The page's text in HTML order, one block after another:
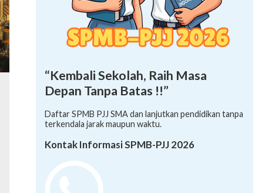
“Kembali Sekolah, Raih Masa
Depan Tanpa Batas !!”
Daftar SPMB PJJ SMA dan lanjutkan pendidikan tanpa
terkendala jarak maupun waktu.
Kontak Informasi SPMB-PJJ 2026